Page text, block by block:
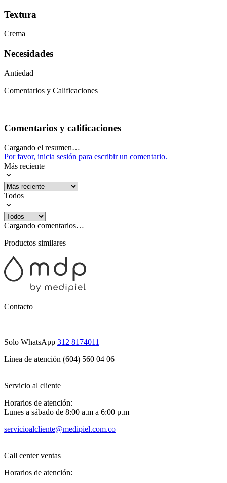
Textura
Crema
Necesidades
Antiedad
Comentarios y Calificaciones
Comentarios y calificaciones
Cargando el resumen…
Por favor, inicia sesión para escribir un comentario.
Más reciente
Todos
Cargando comentarios…
Productos similares
Contacto
Solo WhatsApp 312 8174011
Línea de atención (604) 560 04 06
Servicio al cliente
Horarios de atención:
Lunes a sábado de 8:00 a.m a 6:00 p.m
servicioalcliente@medipiel.com.co
Call center ventas
Horarios de atención: